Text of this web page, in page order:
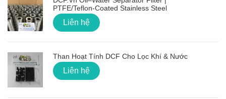
PTFE/Teflon‑Coated Stainless Steel
Liên hệ
Than Hoạt Tính DCF Cho Lọc Khí & Nước
Liên hệ